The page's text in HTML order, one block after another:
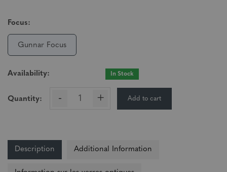
Focus:
Gunnar Focus
Availability: In Stock
Quantity: - + Add to cart
Description Additional Information